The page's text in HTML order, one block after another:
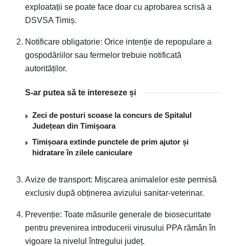
exploatații se poate face doar cu aprobarea scrisă a
DSVSA Timiș.
Notificare obligatorie: Orice intenție de repopulare a
gospodăriilor sau fermelor trebuie notificată
autorităților.
S-ar putea să te intereseze și
Zeci de posturi scoase la concurs de Spitalul
Județean din Timișoara
Timișoara extinde punctele de prim ajutor și
hidratare în zilele caniculare
Avize de transport: Mișcarea animalelor este permisă
exclusiv după obținerea avizului sanitar-veterinar.
Prevenție: Toate măsurile generale de biosecuritate
pentru prevenirea introducerii virusului PPA rămân în
vigoare la nivelul întregului județ.